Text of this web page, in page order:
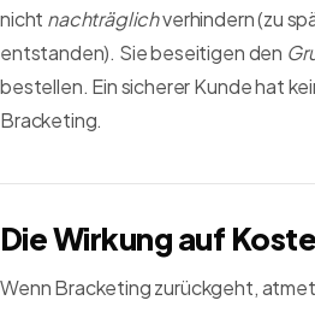
nicht nachträglichverhindern (zu
entstanden). Sie beseitigen den
bestellen. Ein sicherer Kunde hat
Bracketing.
Die Wirkung auf
Wenn Bracketing zurückgeht,